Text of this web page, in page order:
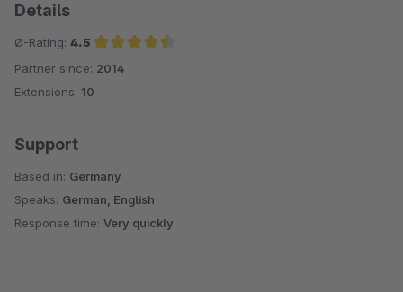
Details
Ø-Rating: 4.5
Average rating of 4.5 out of 5 stars
Partner since: 2014
Extensions: 10
Support
Based in: Germany
Speaks: German, English
Response time: Very quickly